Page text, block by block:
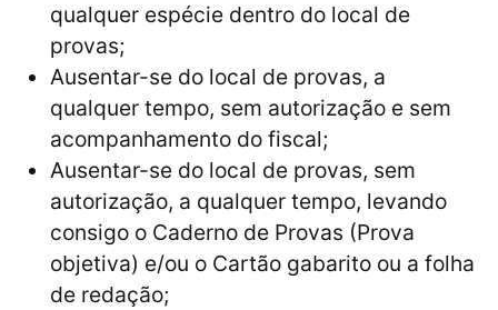
qualquer espécie dentro do local de
provas;
Ausentar-se do local de provas, a
qualquer tempo, sem autorização e sem
acompanhamento do fiscal;
Ausentar-se do local de provas, sem
autorização, a qualquer tempo, levando
consigo o Caderno de Provas (Prova
objetiva) e/ou o Cartão gabarito ou a folha
de redação;